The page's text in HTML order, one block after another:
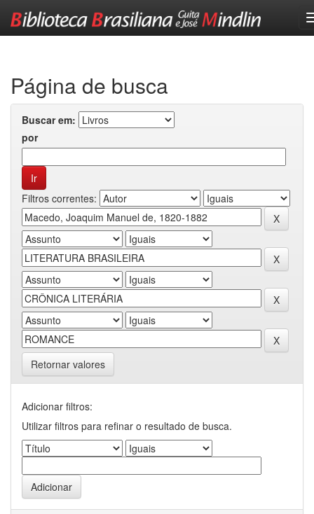
Página de busca
Buscar em:
por
Filtros correntes:
Retornar valores
Adicionar filtros:
Utilizar filtros para refinar o resultado de busca.